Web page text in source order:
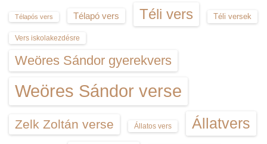
Télapós vers Télapó vers Téli vers Téli versek
Vers iskolakezdésre
Weöres Sándor gyerekvers
Weöres Sándor verse
Zelk Zoltán verse Állatos vers Állatvers